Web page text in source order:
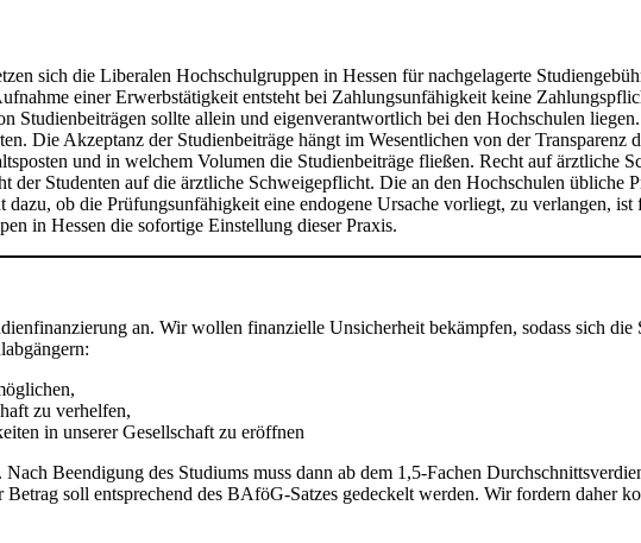
sich die Liberalen Hochschulgruppen in Hessen für nachgelagerte
einer Erwerbstätigkeit entsteht bei Zahlungsunfähigkeit keine
Studienbeiträgen sollte allein und eigenverantwortlich bei den Hochschulen
Die Akzeptanz der Studienbeiträge hängt im Wesentlichen von der Transparenz
und in welchem Volumen die Studienbeiträge fließen. Recht auf ärztliche
der Studenten auf die ärztliche Schweigepflicht. Die an den Hochschulen übliche
ob die Prüfungsunfähigkeit eine endogene Ursache vorliegt, zu verlangen,
in Hessen die sofortige Einstellung dieser Praxis.
an. Wir wollen finanzielle Unsicherheit bekämpfen, sodass sich
zu verhelfen,
in unserer Gesellschaft zu eröffnen
Beendigung des Studiums muss dann ab dem 1,5-Fachen
soll entsprechend des BAföG-Satzes gedeckelt werden. Wir fordern daher